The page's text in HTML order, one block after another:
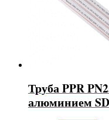
Труба PPR
алюминием